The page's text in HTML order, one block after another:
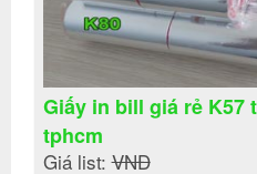
Giấy in bill giá rẻ K57
tphcm
Giá list:VNĐ